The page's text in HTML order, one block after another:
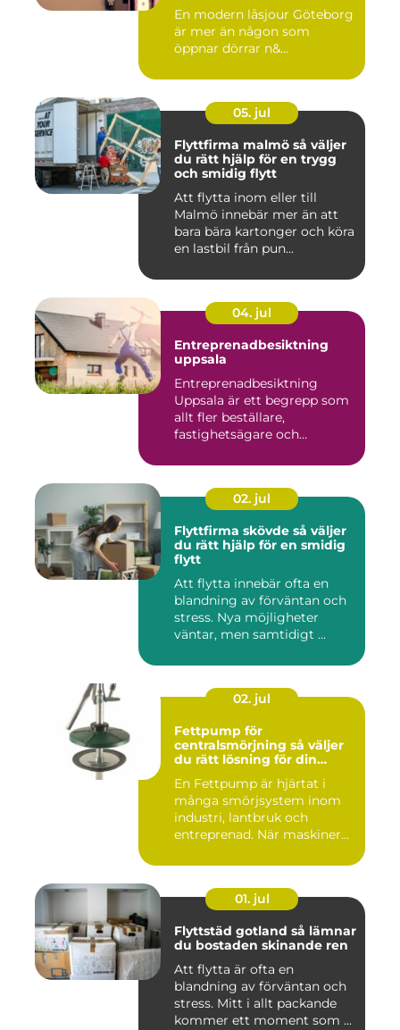
En modern låsjour Göteborg
är mer än någon som
öppnar dörrar n&...
05. jul
Flyttfirma malmö så väljer
du rätt hjälp för en trygg
och smidig flytt
Att flytta inom eller till
Malmö innebär mer än att
bara bära kartonger och köra
en lastbil från pun...
04. jul
Entreprenadbesiktning
uppsala
Entreprenadbesiktning
Uppsala är ett begrepp som
allt fler beställare,
fastighetsägare och
02. jul
Flyttfirma skövde så väljer
du rätt hjälp för en smidig
flytt
Att flytta innebär ofta en
blandning av förväntan och
stress. Nya möjligheter
väntar, men samtidigt ...
02. jul
Fettpump för
centralsmörjning så väljer
du rätt lösning för din
En Fettpump är hjärtat i
många smörjsystem inom
industri, lantbruk och
entreprenad. När maskiner
01. jul
Flyttstäd gotland så lämnar
du bostaden skinande ren
Att flytta är ofta en
blandning av förväntan och
stress. Mitt i allt packande
kommer ett moment som ...